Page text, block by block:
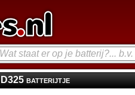
D325 batterijtje